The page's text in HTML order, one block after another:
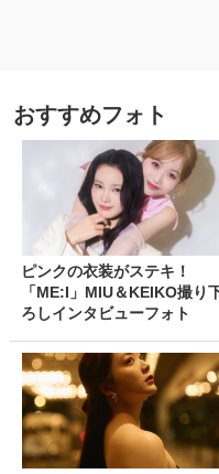
おすすめフォト
ピンクの衣装がステキ！
「ME:I」MIU＆KEIKO撮り
ろしインタビューフォト